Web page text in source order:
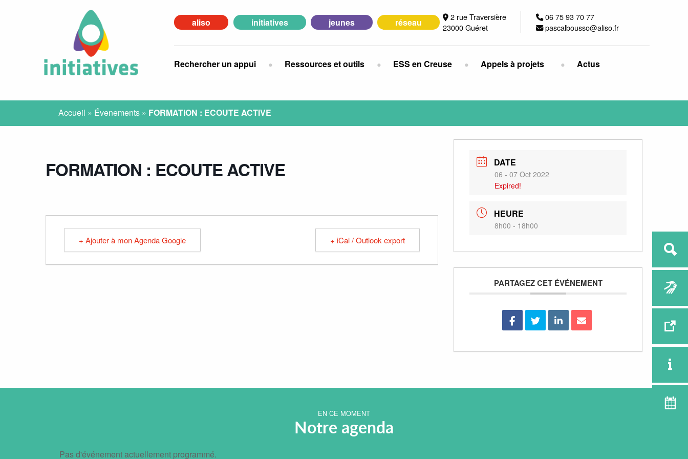
aliso initiatives jeunes réseau
2 rue Traversière
23000 Guéret
06 75 93 70 77
pascalbousso@aliso.fr
Rechercher un appui Ressources et outils ESS en Creuse Appels à projets Actus
Accueil » Évenements » FORMATION : ECOUTE ACTIVE
FORMATION : ECOUTE ACTIVE
+ Ajouter à mon Agenda Google + iCal / Outlook export
DATE
06 - 07 Oct 2022
Expired!
HEURE
8h00 - 18h00
PARTAGEZ CET ÉVÉNEMENT
EN CE MOMENT
Notre agenda
Pas d'événement actuellement programmé.